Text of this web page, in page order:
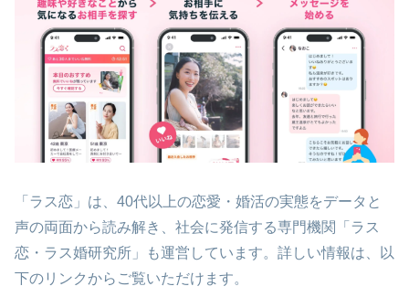
「ラス恋」は、40代以上の恋愛・婚活の実態をデータと
声の両面から読み解き、社会に発信する専門機関「ラス
恋・ラス婚研究所」も運営しています。詳しい情報は、以
下のリンクからご覧いただけます。